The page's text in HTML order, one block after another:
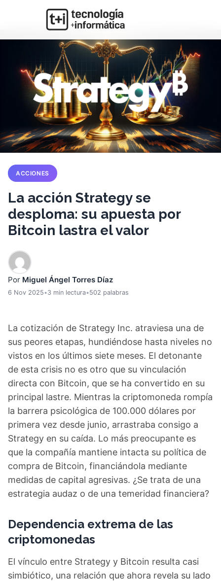
ACCIONES
La acción Strategy se
desploma: su apuesta por
Bitcoin lastra el valor
Por Miguel Ángel Torres Díaz
6 Nov 2025•3 min lectura•502 palabras
La cotización de Strategy Inc. atraviesa una de
sus peores etapas, hundiéndose hasta niveles no
vistos en los últimos siete meses. El detonante
de esta crisis no es otro que su vinculación
directa con Bitcoin, que se ha convertido en su
principal lastre. Mientras la criptomoneda rompía
la barrera psicológica de 100.000 dólares por
primera vez desde junio, arrastraba consigo a
Strategy en su caída. Lo más preocupante es
que la compañía mantiene intacta su política de
compra de Bitcoin, financiándola mediante
medidas de capital agresivas. ¿Se trata de una
estrategia audaz o de una temeridad financiera?
Dependencia extrema de las
criptomonedas
El vínculo entre Strategy y Bitcoin resulta casi
simbiótico, una relación que ahora revela su lado